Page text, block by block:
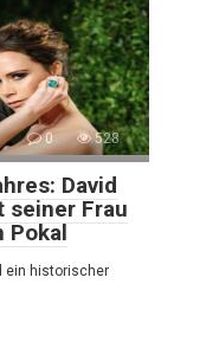
0 528
David
seiner Frau
Pokal
ein historischer